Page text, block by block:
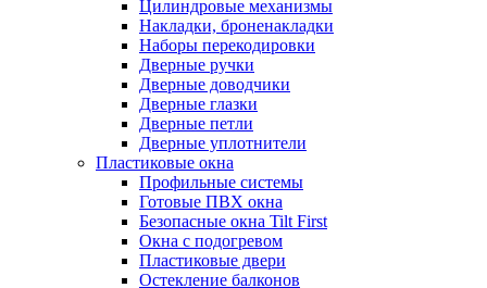
Цилиндровые механизмы
Накладки, броненакладки
Наборы перекодировки
Дверные ручки
Дверные доводчики
Дверные глазки
Дверные петли
Дверные уплотнители
Пластиковые окна
Профильные системы
Готовые ПВХ окна
Безопасные окна Tilt First
Окна с подогревом
Пластиковые двери
Остекление балконов